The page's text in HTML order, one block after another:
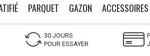
PARQUET GAZON ACCESSOIRES
30 JOURS
POUR ESSAYER